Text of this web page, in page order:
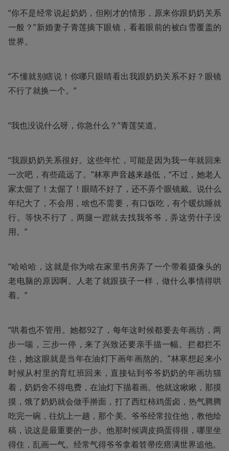
“你不是经常说起奶奶，但刚才的情形，原来你跟奶奶关系
一般？”新婚妻子青莲摘下眼镜，看着眼前的被白雪覆盖的
世界。
“不懂就别瞎说！你哪只眼睛看出我跟奶奶关系不好？眼镜
不行了就换一个。”
“我也没说什么呀，你急什么？”青莲笑道。
“我跟奶奶关系很好。这些年忙，可能是因为我一年就回来
一次吧，有些疏远了。”林寒声音越来越低，“不过，她老人
家太倔了！太倔了！眼睛不好了，还不弄个眼镜戴。说什么
年纪大了，不会用，啥也不需要，有口饭吃，有个暖炕睡就
行。等快不行了，两腿一蹬就去找我爷爷，弄这劳什子没
用。”
“哈哈哈，这就是你为啥在家里书房弄了一个带着摄像头的
老电脑的原因啊。人老了就跟孩子一样，做什么事情得哄
着。”
“哄着也不管用。她都92了，每年这时候都要去年画坊，两
步一喘，三步一停，来了兴致还要亲手描一幅。拦都拦不
住，她这眼就是当年在油灯下画年画熬的。”林寒想起来小
时候从村里的育红班回来，直接钻到爷爷奶奶的年画坊猫
着，奶奶舍不得电费，在油灯下描着画。他就这瞅瞅，那摸
摸，饿了奶奶就会做手擀面，打了西红柿鸡蛋卤，热气腾腾
吃完一碗，往炕上一趟，那个美。爷爷经常拉住他，教他绘
稿，说这是最重要的一步。他那时候调皮捣蛋得很，哪里坐
得住，乱画一气。经常气得爷爷拿着笤帚疙瘩满世界追他。